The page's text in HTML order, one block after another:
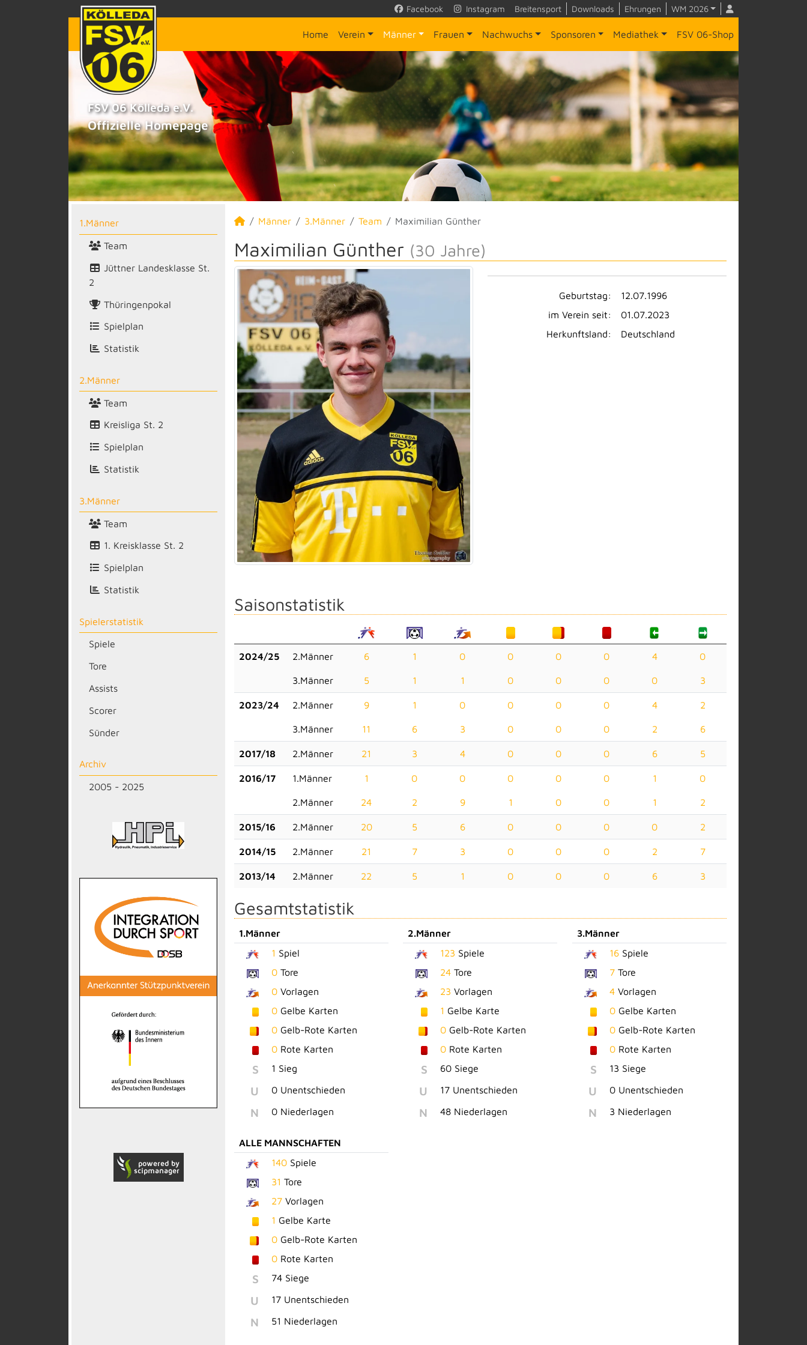
Facebook Instagram Breitensport Downloads Ehrungen WM 2026
Home Verein Männer Frauen Nachwuchs Sponsoren Mediathek FSV 06-Shop
FSV 06 Kölleda e.V.
Offizielle Homepage
1.Männer
Team
Jüttner Landesklasse St.
2
Thüringenpokal
Spielplan
Statistik
2.Männer
Team
Kreisliga St. 2
Spielplan
Statistik
3.Männer
Team
1. Kreisklasse St. 2
Spielplan
Statistik
Spielerstatistik
Spiele
Tore
Assists
Scorer
Sünder
Archiv
2005 - 2025
Männer 3.Männer Team Maximilian Günther
Maximilian Günther (30 Jahre)
Geburtstag:
12.07.1996
im Verein seit:
01.07.2023
Herkunftsland:
Deutschland
Saisonstatistik
2024/25 2.Männer 6 1 0 0 0 0 4 0
3.Männer 5 1 1 0 0 0 0 3
2023/24 2.Männer 9 1 0 0 0 0 4 2
3.Männer 11 6 3 0 0 0 2 6
2017/18 2.Männer 21 3 4 0 0 0 6 5
2016/17 1.Männer 1 0 0 0 0 0 1 0
2.Männer 24 2 9 1 0 0 1 2
2015/16 2.Männer 20 5 6 0 0 0 0 2
2014/15 2.Männer 21 7 3 0 0 0 2 7
2013/14 2.Männer 22 5 1 0 0 0 6 3
Gesamtstatistik
1.Männer
1 Spiel
0 Tore
0 Vorlagen
0 Gelbe Karten
0 Gelb-Rote Karten
0 Rote Karten
S 1 Sieg
U 0 Unentschieden
N 0 Niederlagen
2.Männer
123 Spiele
24 Tore
23 Vorlagen
1 Gelbe Karte
0 Gelb-Rote Karten
0 Rote Karten
S 60 Siege
U 17 Unentschieden
N 48 Niederlagen
3.Männer
16Spiele
7Tore
4Vorlagen
0Gelbe Karten
0Gelb-Rote Karten
0Rote Karten
S 13 Siege
U 0 Unentschieden
N 3 Niederlagen
ALLE MANNSCHAFTEN
140 Spiele
31 Tore
27 Vorlagen
1 Gelbe Karte
0 Gelb-Rote Karten
0 Rote Karten
S 74 Siege
U 17 Unentschieden
N 51 Niederlagen